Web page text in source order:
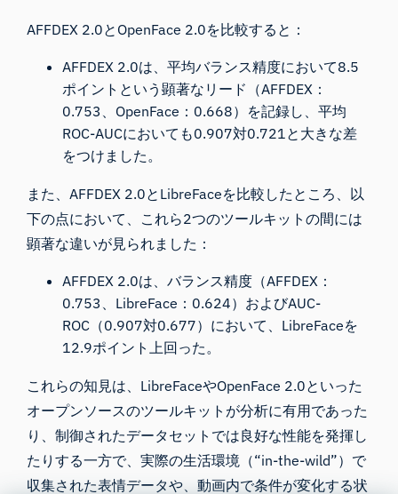
AFFDEX 2.0とOpenFace 2.0を比較すると：
AFFDEX 2.0は、平均バランス精度において8.5
ポイントという顕著なリード（AFFDEX：
0.753、OpenFace：0.668）を記録し、平均
ROC-AUCにおいても0.907対0.721と大きな差
をつけました。
また、AFFDEX 2.0とLibreFaceを比較したところ、以
下の点において、これら2つのツールキットの間には
顕著な違いが見られました：
AFFDEX 2.0は、バランス精度（AFFDEX：
0.753、LibreFace：0.624）およびAUC-
ROC（0.907対0.677）において、LibreFaceを
12.9ポイント上回った。
これらの知見は、LibreFaceやOpenFace 2.0といった
オープンソースのツールキットが分析に有用であった
り、制御されたデータセットでは良好な性能を発揮し
たりする一方で、実際の生活環境（“in-the-wild”）で
収集された表情データや、動画内で条件が変化する状